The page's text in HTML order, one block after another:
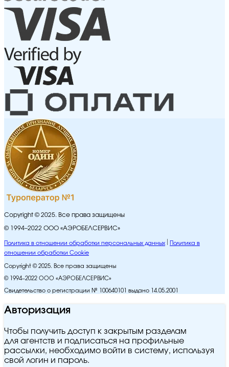
Copyright © 2025. Все права защищены
© 1994–2022 ООО «АЭРОБЕЛСЕРВИС»
Политика в отношении обработки персональных данных
Политика в
отношении обработки Cookie
Copyright © 2025. Все права защищены
© 1994–2022 ООО «АЭРОБЕЛСЕРВИС»
Свидетельство о регистрации № 100640101 выдано 14.05.2001
Авторизация
Чтобы получить доступ к закрытым разделам
для агентств и подписаться на профильные
рассылки, необходимо войти в систему, используя
свой логин и пароль.